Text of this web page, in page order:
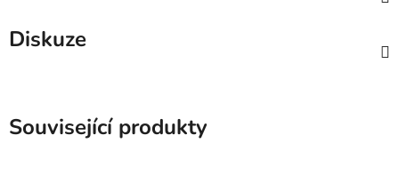
Diskuze
Související produkty